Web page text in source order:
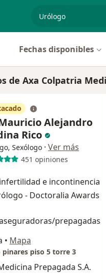
especialidad,
Fechas disponibles
de Axa Colpatria
Alejandro
Rico
Sexólogo · Ver más
451 opiniones
e incontinencia
- Doctoralia Awards
prepagadas
• Mapa
pinares piso 5 torre 3
Prepagada S.A.